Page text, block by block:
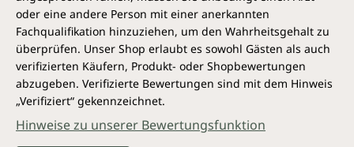
oder eine andere Person mit einer anerkannten
Fachqualifikation hinzuziehen, um den Wahrheitsgehalt zu
überprüfen. Unser Shop erlaubt es sowohl Gästen als auch
verifizierten Käufern, Produkt- oder Shopbewertungen
abzugeben. Verifizierte Bewertungen sind mit dem Hinweis
„Verifiziert“ gekennzeichnet.
Hinweise zu unserer Bewertungsfunktion